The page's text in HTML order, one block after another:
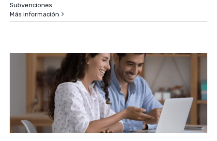
Subvenciones
Más información